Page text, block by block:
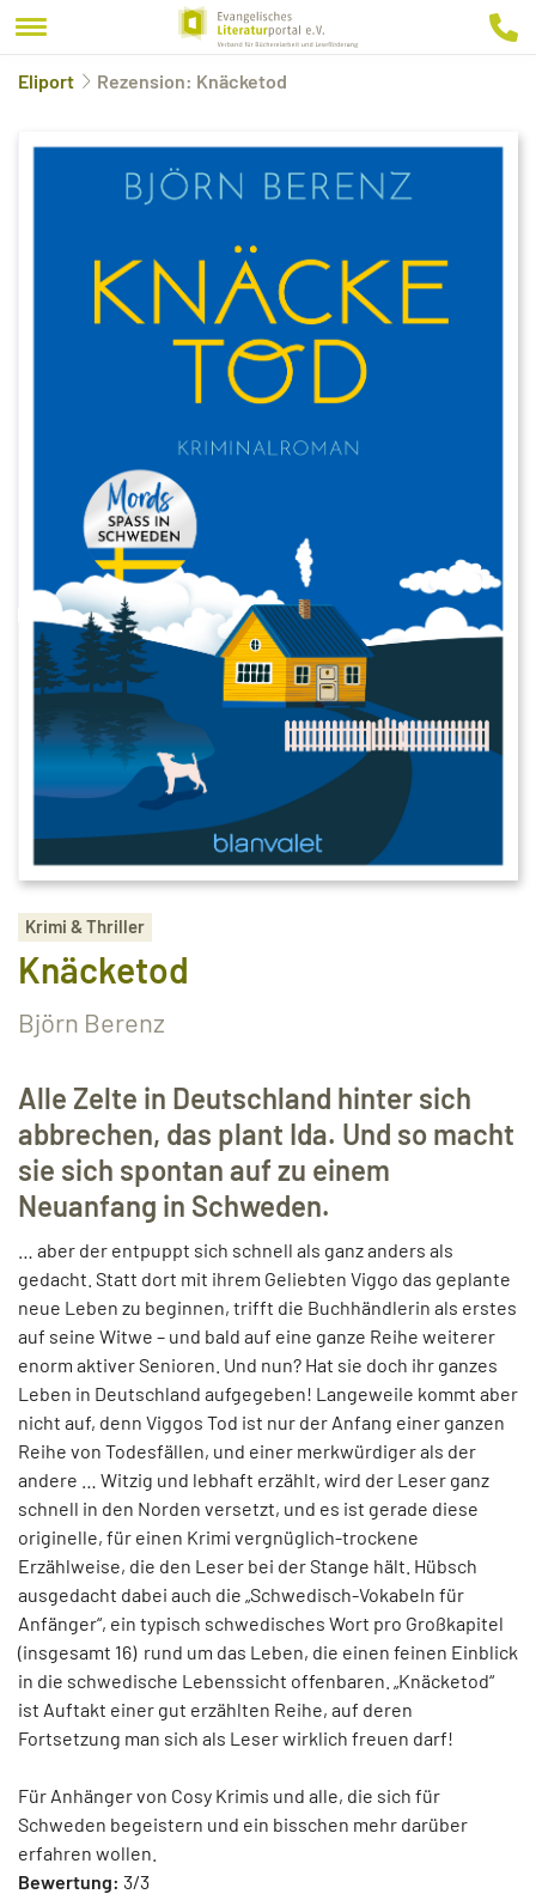
Eliport Rezension: Knäcketod
Krimi & Thriller
Knäcketod
Björn Berenz
Alle Zelte in Deutschland hinter sich
abbrechen, das plant Ida. Und so macht
sie sich spontan auf zu einem
Neuanfang in Schweden.
… aber der entpuppt sich schnell als ganz anders als
gedacht. Statt dort mit ihrem Geliebten Viggo das geplante
neue Leben zu beginnen, trifft die Buchhändlerin als erstes
auf seine Witwe – und bald auf eine ganze Reihe weiterer
enorm aktiver Senioren. Und nun? Hat sie doch ihr ganzes
Leben in Deutschland aufgegeben! Langeweile kommt aber
nicht auf, denn Viggos Tod ist nur der Anfang einer ganzen
Reihe von Todesfällen, und einer merkwürdiger als der
andere … Witzig und lebhaft erzählt, wird der Leser ganz
schnell in den Norden versetzt, und es ist gerade diese
originelle, für einen Krimi vergnüglich-trockene
Erzählweise, die den Leser bei der Stange hält. Hübsch
ausgedacht dabei auch die „Schwedisch-Vokabeln für
Anfänger“, ein typisch schwedisches Wort pro Großkapitel
(insgesamt 16) rund um das Leben, die einen feinen Einblick
in die schwedische Lebenssicht offenbaren. „Knäcketod“
ist Auftakt einer gut erzählten Reihe, auf deren
Fortsetzung man sich als Leser wirklich freuen darf!
Für Anhänger von Cosy Krimis und alle, die sich für
Schweden begeistern und ein bisschen mehr darüber
erfahren wollen.
Bewertung: 3/3